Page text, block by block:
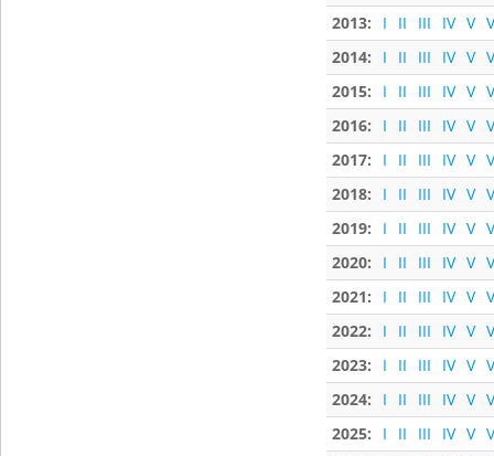
2013:
I II III IV V
2014:
I II III IV V
2015:
I II III IV V
2016:
I II III IV V
2017:
I II III IV V
2018:
I II III IV V
2019:
I II III IV V
2020:
I II III IV V
2021:
I II III IV V
2022:
I II III IV V
2023:
I II III IV V
2024:
I II III IV V
2025:
I II III IV V